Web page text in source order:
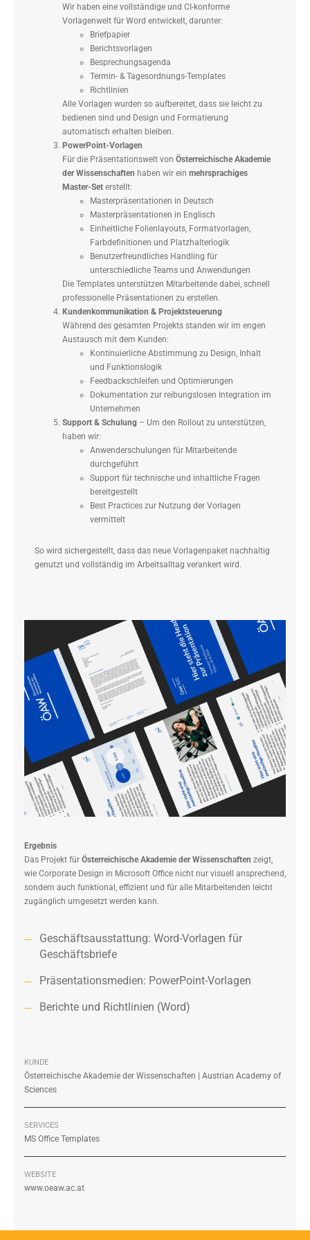
Wir haben eine vollständige und CI-konforme
Vorlagenwelt für Word entwickelt, darunter:
Briefpapier
Berichtsvorlagen
Besprechungsagenda
Termin- & Tagesordnungs-Templates
Richtlinien
Alle Vorlagen wurden so aufbereitet, dass sie leicht zu
bedienen sind und Design und Formatierung
automatisch erhalten bleiben.
PowerPoint-Vorlagen
Für die Präsentationswelt von Österreichische Akademie
der Wissenschaften haben wir ein mehrsprachiges
Master-Set erstellt:
Masterpräsentationen in Deutsch
Masterpräsentationen in Englisch
Einheitliche Folienlayouts, Formatvorlagen,
Farbdefinitionen und Platzhalterlogik
Benutzerfreundliches Handling für
unterschiedliche Teams und Anwendungen
Die Templates unterstützen Mitarbeitende dabei, schnell
professionelle Präsentationen zu erstellen.
Kundenkommunikation & Projektsteuerung
Während des gesamten Projekts standen wir im engen
Austausch mit dem Kunden:
Kontinuierliche Abstimmung zu Design, Inhalt
und Funktionslogik
Feedbackschleifen und Optimierungen
Dokumentation zur reibungslosen Integration im
Unternehmen
Support & Schulung – Um den Rollout zu unterstützen,
haben wir:
Anwenderschulungen für Mitarbeitende
durchgeführt
Support für technische und inhaltliche Fragen
bereitgestellt
Best Practices zur Nutzung der Vorlagen
vermittelt
So wird sichergestellt, dass das neue Vorlagenpaket nachhaltig
genutzt und vollständig im Arbeitsalltag verankert wird.
Ergebnis
Das Projekt für Österreichische Akademie der Wissenschaften zeigt,
wie Corporate Design in Microsoft Office nicht nur visuell ansprechend,
sondern auch funktional, effizient und für alle Mitarbeitenden leicht
zugänglich umgesetzt werden kann.
Geschäftsausstattung: Word-Vorlagen für
Geschäftsbriefe
Präsentationsmedien: PowerPoint-Vorlagen
Berichte und Richtlinien (Word)
KUNDE
Österreichische Akademie der Wissenschaften | Austrian Academy of
Sciences
SERVICES
MS Office Templates
WEBSITE
www.oeaw.ac.at